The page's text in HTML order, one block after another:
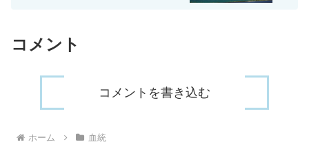
コメント
コメントを書き込む
ホーム 血統